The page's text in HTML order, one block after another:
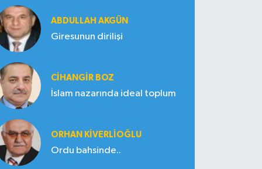
ABDULLAH AKGÜN
Giresunun dirilişi
CIHANGIR BOZ
İslam nazarında ideal toplum
ORHAN KIVERLIOĞLU
Ordu bahsinde..